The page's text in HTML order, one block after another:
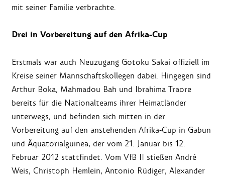
mit seiner Familie verbrachte.
Drei in Vorbereitung auf den Afrika-Cup
Erstmals war auch Neuzugang Gotoku Sakai offiziell im
Kreise seiner Mannschaftskollegen dabei. Hingegen sind
Arthur Boka, Mahmadou Bah und Ibrahima Traore
bereits für die Nationalteams ihrer Heimatländer
unterwegs, und befinden sich mitten in der
Vorbereitung auf den anstehenden Afrika-Cup in Gabun
und Äquatorialguinea, der vom 21. Januar bis 12.
Februar 2012 stattfindet. Vom VfB II stießen André
Weis, Christoph Hemlein, Antonio Rüdiger, Alexander